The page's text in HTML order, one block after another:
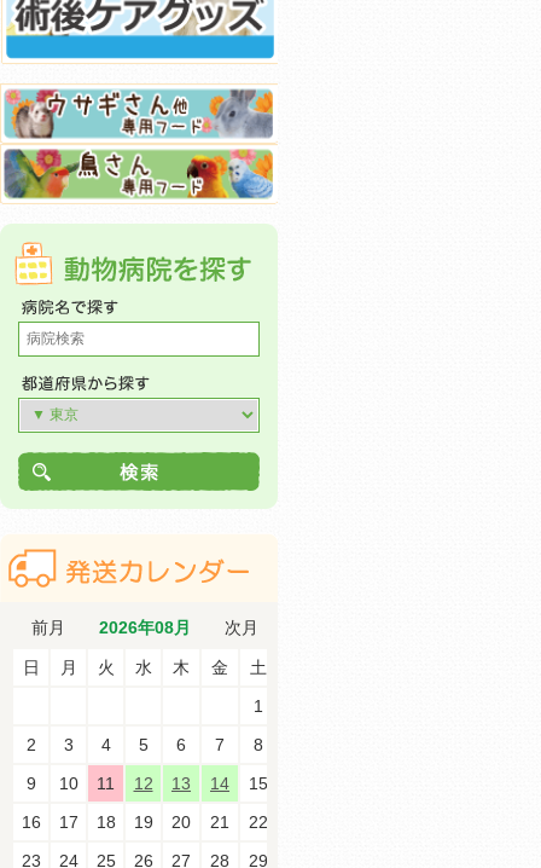
前月 次月
2026年08月
日 月 火 水 木 金
土
1
2
3 4 5 6 7
8
9
10 11 12 13 14
15
16
17 18 19 20 21
22
23
24 25 26 27 28
29